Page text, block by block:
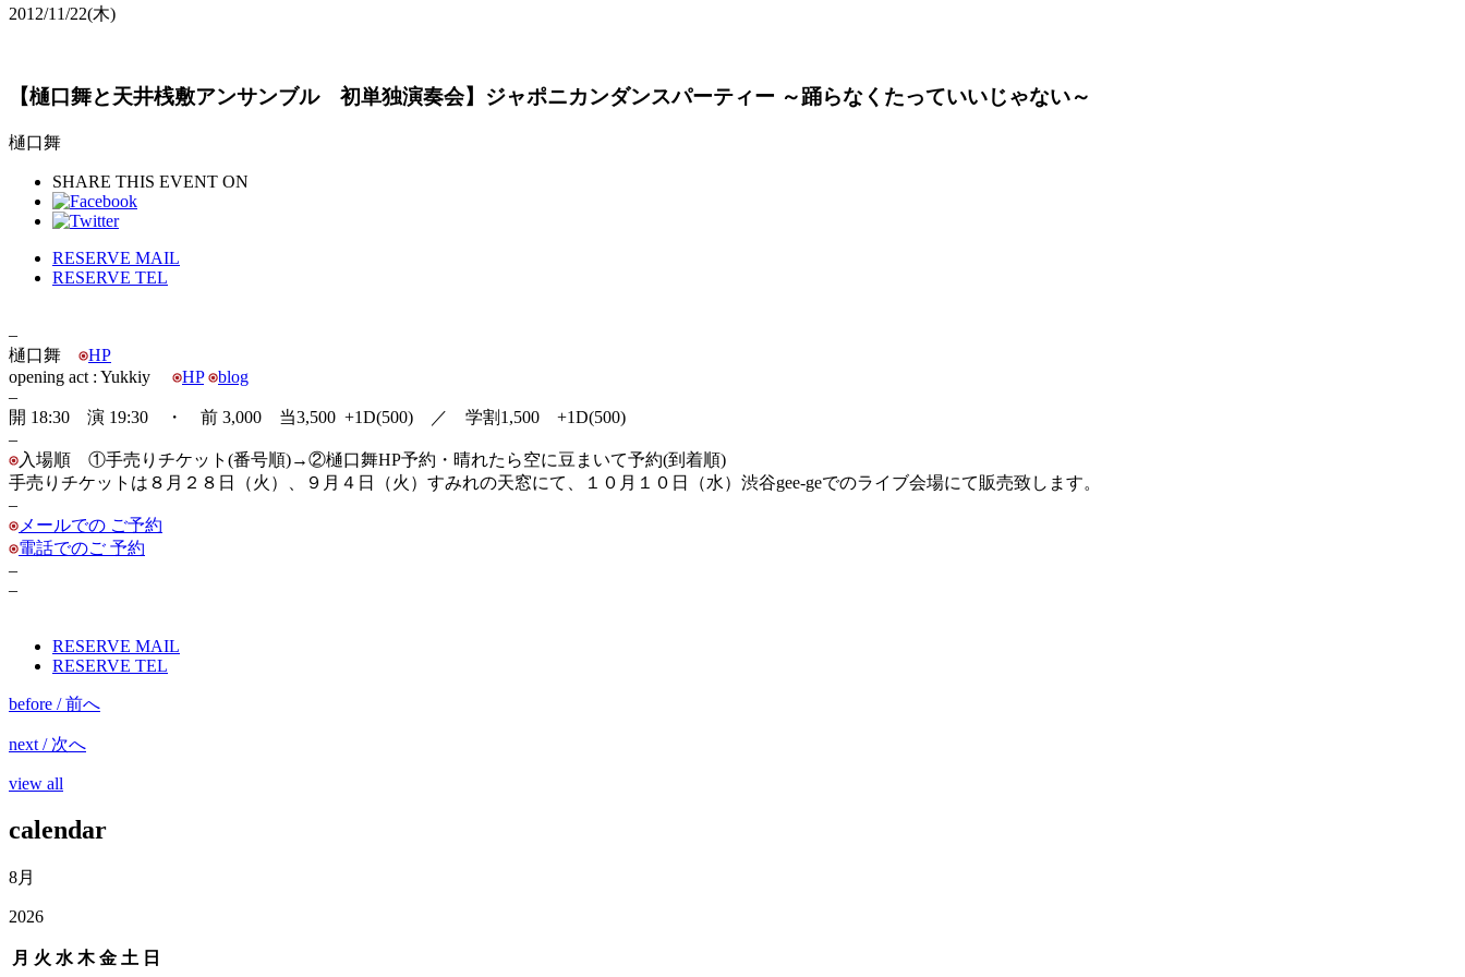
2012/11/22(木)
【樋口舞と天井桟敷アンサンブル 初単独演奏会】ジャポニカンダンスパーティー ～踊らなくたっていいじゃない～
樋口舞
SHARE THIS EVENT ON
RESERVE MAIL
RESERVE TEL
–
樋口舞
HP
opening act : Yukkiy
HP blog
–
開 18:30 演 19:30 ・ 前 3,000 当3,500 +1D(500) ／ 学割1,500 +1D(500)
–
入場順 ①手売りチケット(番号順)→②樋口舞HP予約・晴れたら空に豆まいて予約(到着順)
手売りチケットは８月２８日（火）、９月４日（火）すみれの天窓にて、１０月１０日（水）渋谷gee-geでのライブ会場にて販売致します。
–
メールでの ご予約
電話でのご 予約
–
–
RESERVE MAIL
RESERVE TEL
before / 前へ
next / 次へ
view all
calendar
8月
2026
月 火 水 木 金 土 日